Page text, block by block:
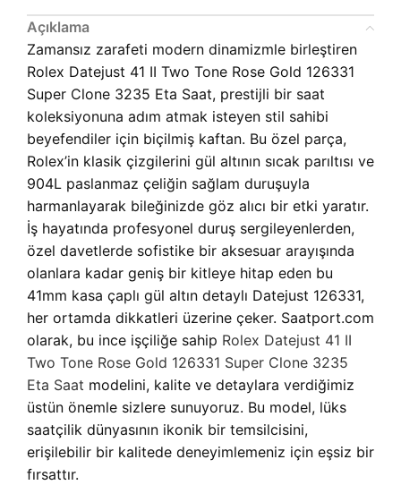
Açıklama
Zamansız zarafeti modern dinamizmle birleştiren
Rolex Datejust 41 II Two Tone Rose Gold 126331
Super Clone 3235 Eta Saat, prestijli bir saat
koleksiyonuna adım atmak isteyen stil sahibi
beyefendiler için biçilmiş kaftan. Bu özel parça,
Rolex’in klasik çizgilerini gül altının sıcak parıltısı ve
904L paslanmaz çeliğin sağlam duruşuyla
harmanlayarak bileğinizde göz alıcı bir etki yaratır.
İş hayatında profesyonel duruş sergileyenlerden,
özel davetlerde sofistike bir aksesuar arayışında
olanlara kadar geniş bir kitleye hitap eden bu
41mm kasa çaplı gül altın detaylı Datejust 126331,
her ortamda dikkatleri üzerine çeker. Saatport.com
olarak, bu ince işçiliğe sahip Rolex Datejust 41 II
Two Tone Rose Gold 126331 Super Clone 3235
Eta Saat modelini, kalite ve detaylara verdiğimiz
üstün önemle sizlere sunuyoruz. Bu model, lüks
saatçilik dünyasının ikonik bir temsilcisini,
erişilebilir bir kalitede deneyimlemeniz için eşsiz bir
fırsattır.